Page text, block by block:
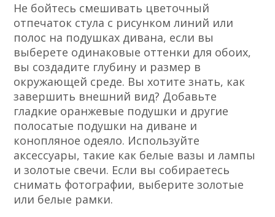
Не бойтесь смешивать цветочный
отпечаток стула с рисунком линий или
полос на подушках дивана, если вы
выберете одинаковые оттенки для обоих,
вы создадите глубину и размер в
окружающей среде. Вы хотите знать, как
завершить внешний вид? Добавьте
гладкие оранжевые подушки и другие
полосатые подушки на диване и
конопляное одеяло. Используйте
аксессуары, такие как белые вазы и лампы
и золотые свечи. Если вы собираетесь
снимать фотографии, выберите золотые
или белые рамки.